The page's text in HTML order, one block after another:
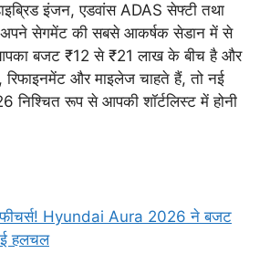
इंजन, एडवांस ADAS सेफ्टी तथा
अपने सेगमेंट की सबसे आकर्षक सेडान में से
बजट ₹12 से ₹21 लाख के बीच है और
रिफाइनमेंट और माइलेज चाहते हैं, तो नई
रूप से आपकी शॉर्टलिस्ट में होनी
Hyundai Aura 2026 ने बजट
हलचल